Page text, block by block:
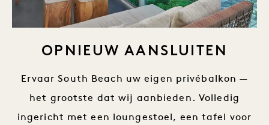
OPNIEUW AANSLUITEN
Ervaar South Beach uw eigen privébalkon —
het grootste dat wij aanbieden. Volledig
ingericht met een loungestoel, een tafel voor